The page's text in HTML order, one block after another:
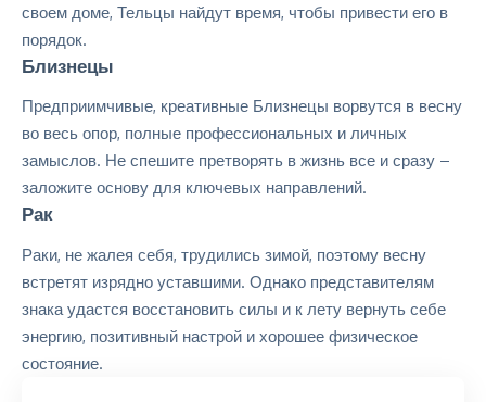
своем доме, Тельцы найдут время, чтобы привести его в
порядок.
Близнецы
Предприимчивые, креативные Близнецы ворвутся в весну
во весь опор, полные профессиональных и личных
замыслов. Не спешите претворять в жизнь все и сразу –
заложите основу для ключевых направлений.
Рак
Раки, не жалея себя, трудились зимой, поэтому весну
встретят изрядно уставшими. Однако представителям
знака удастся восстановить силы и к лету вернуть себе
энергию, позитивный настрой и хорошее физическое
состояние.